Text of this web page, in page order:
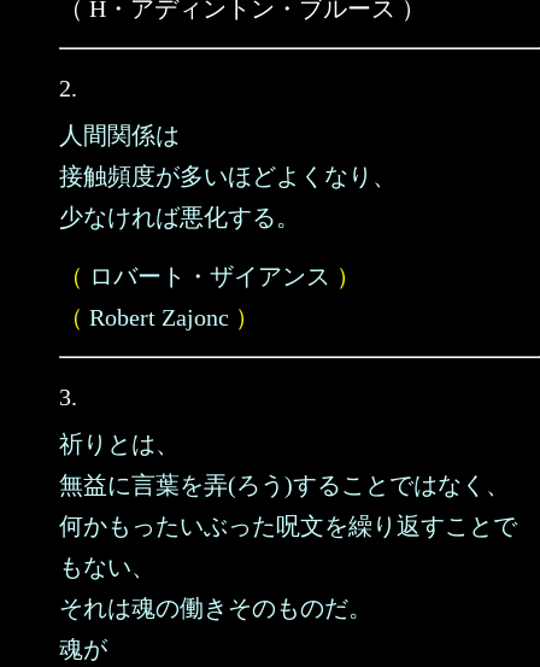
（ H・アディントン・ブルース ）
2.
人間関係は
接触頻度が多いほどよくなり、
少なければ悪化する。
（ ロバート・ザイアンス ）
（ Robert Zajonc ）
3.
祈りとは、
無益に言葉を弄(ろう)することではなく、
何かもったいぶった呪文を繰り返すことで
もない、
それは魂の働きそのものだ。
魂が